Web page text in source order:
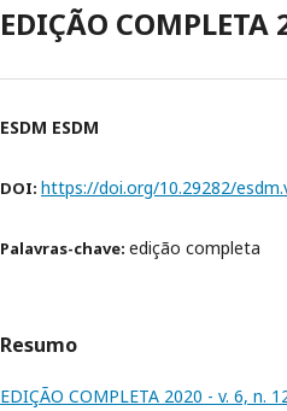
EDIÇÃO
ESDM ESDM
DOI: https://doi.org/10.29282/
Palavras-chave: edição completa
Resumo
EDIÇÃO COMPLETA 2020 - v. 6, n.